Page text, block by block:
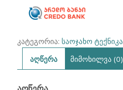
კატეგორია: საოჯახო ტექნიკა
აღწერა
მიმოხილვა (0)